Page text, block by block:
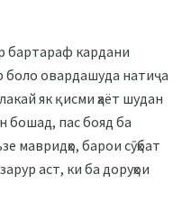
бартараф кардани
боло овардашуда натиҷа
як қисми ҳаёт шудан
бошад, пас бояд ба
мавридҳо, барои сӯҳбат
аст, ки ба доруҳои